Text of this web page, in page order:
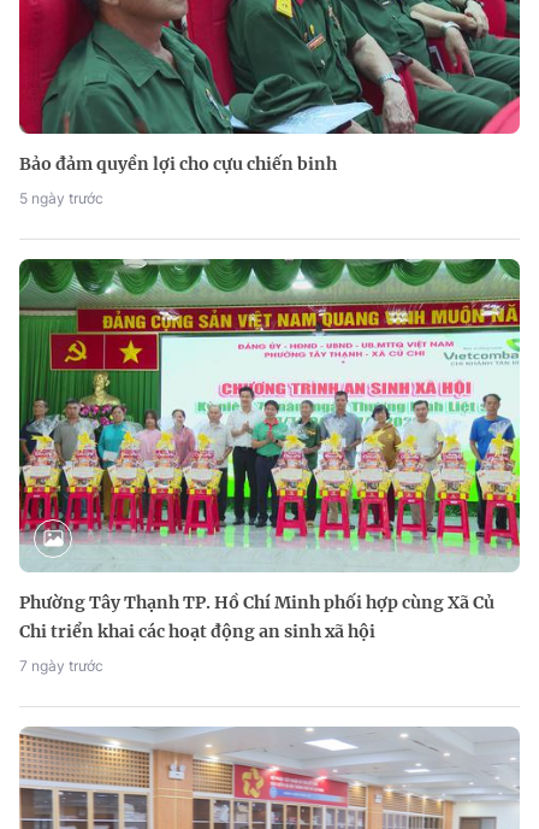
Bảo đảm quyền lợi cho cựu chiến binh
5 ngày trước
Phường Tây Thạnh TP. Hồ Chí Minh phối hợp cùng Xã Củ
Chi triển khai các hoạt động an sinh xã hội
7 ngày trước